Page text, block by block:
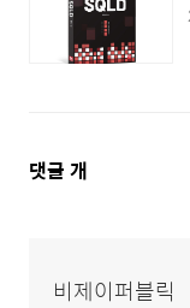
댓
댓글 개
비제이퍼블릭